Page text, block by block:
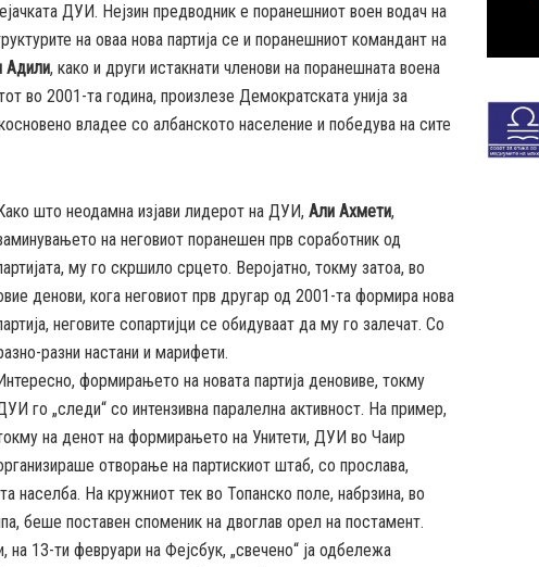
ДУИ. Нејзин предводник е поранешниот воен водач на
на оваа нова партија се и поранешниот командант на
Адили, како и други истакнати членови на поранешната воена
во 2001-та година, произлезе Демократската унија за
владее со албанското население и победува на сите
Како што неодамна изјави лидерот на ДУИ, Али Ахмети,
на неговиот поранешен прв соработник од
му го скршило срцето. Веројатно, токму затоа, во
денови, кога неговиот прв другар од 2001-та формира нова
неговите сопартијци се обидуваат да му го залечат. Со
разни настани и марифети.
Интересно, формирањето на новата партија деновиве, токму
го „следи“ со интензивна паралелна активност. На пример,
на денот на формирањето на Унитети, ДУИ во Чаир
отворање на партискиот штаб, со прослава,
населба. На кружниот тек во Топанско поле, набрзина, во
беше поставен споменик на двоглав орел на постамент.
13-ти февруари на Фејсбук, „свечено“ ја одбележа